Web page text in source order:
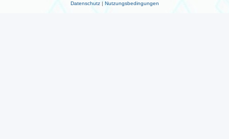
Datenschutz| Nutzungsbedingungen